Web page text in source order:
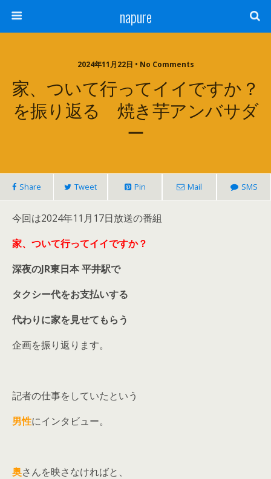
napure
2024年11月22日 • No Comments
家、ついて行ってイイですか？
を振り返る 焼き芋アンバサダ
ー
Share Tweet Pin Mail SMS
今回は2024年11月17日放送の番組
家、ついて行ってイイですか？
深夜のJR東日本 平井駅で
タクシー代をお支払いする
代わりに家を見せてもらう
企画を振り返ります。
記者の仕事をしていたという
男性にインタビュー。
奥さんを映さなければと、